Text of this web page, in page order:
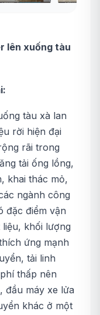
lên xuống tàu
tàu xà lan
rời hiện đại
rãi trong
tải ống lồng,
khai thác mỏ,
ngành công
đặc điểm vận
khối lượng
ứng mạnh
tải linh
thấp nên
đầu máy xe lửa
khác ở một